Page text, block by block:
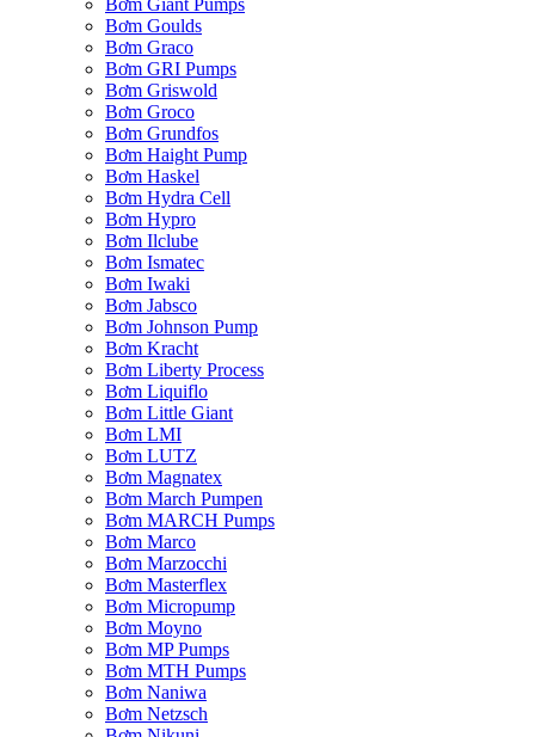
Bơm Goulds
Bơm Graco
Bơm GRI Pumps
Bơm Griswold
Bơm Groco
Bơm Grundfos
Bơm Haight Pump
Bơm Haskel
Bơm Hydra Cell
Bơm Hypro
Bơm Ilclube
Bơm Ismatec
Bơm Iwaki
Bơm Jabsco
Bơm Johnson Pump
Bơm Kracht
Bơm Liberty Process
Bơm Liquiflo
Bơm Little Giant
Bơm LMI
Bơm LUTZ
Bơm Magnatex
Bơm March Pumpen
Bơm MARCH Pumps
Bơm Marco
Bơm Marzocchi
Bơm Masterflex
Bơm Micropump
Bơm Moyno
Bơm MP Pumps
Bơm MTH Pumps
Bơm Naniwa
Bơm Netzsch